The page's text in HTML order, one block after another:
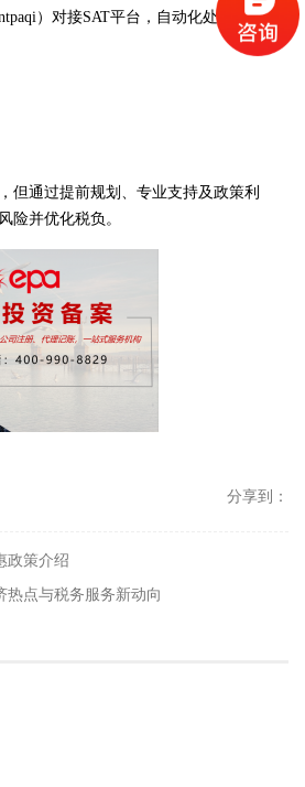
）对接SAT平台，自动化处理发票与
但通过提前规划、专业支持及政策利
险并优化税负。
分享到：
政策介绍
热点与税务服务新动向